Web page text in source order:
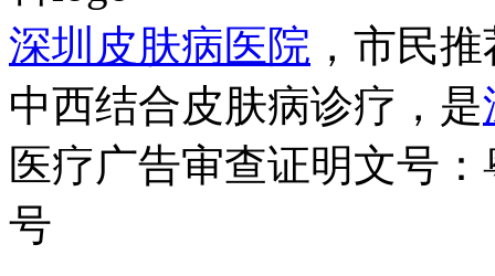
深圳皮肤病医院 ，市民
中西结合皮肤病诊疗，是
医疗广告审查证明文号
号